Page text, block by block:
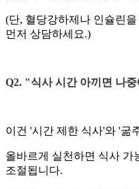
(단, 혈당강하제나 인슐린
먼저 상담하세요.)
Q2. "식사 시간 아끼면 나
이건 '시간 제한 식사'와 '굶
올바르게 실천하면 식사 가
조절됩니다.